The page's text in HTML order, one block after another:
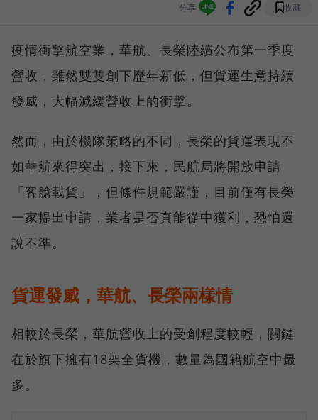
分享 收藏
疫情衝擊航空業，華航、長榮陸續公布第一季度
營收，雖然雙雙創下歷年新低，但貨運生意持續
發威，大幅減緩營收上的衝擊。
然而，由於機隊策略的不同，長榮的貨運表現不
如華航來得突出，接下來，民航局將開放申請
「客艙載貨」，但條件規範嚴謹，目前僅有長榮
一家提出申請，業者是否真能從中獲利，恐怕還
說不準。
貨運發威，華航、長榮兩樣情
相較於長榮，華航營收上的受創程度較輕，關鍵
在於旗下擁有18架全貨機，數量為國籍航空中最
多。